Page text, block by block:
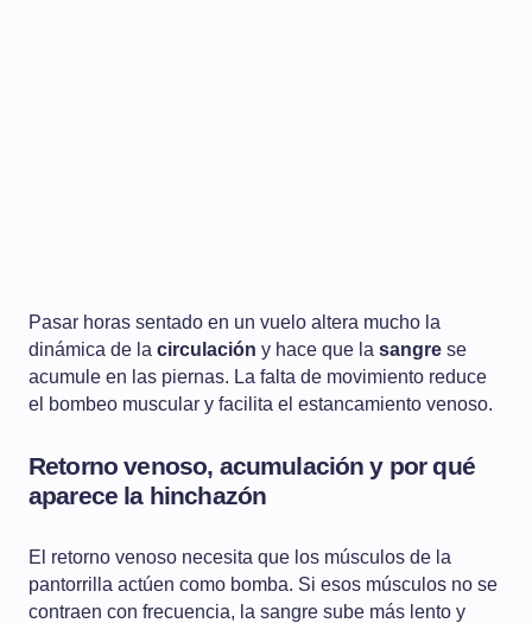
Pasar horas sentado en un vuelo altera mucho la
dinámica de la circulación y hace que la sangre se
acumule en las piernas. La falta de movimiento reduce
el bombeo muscular y facilita el estancamiento venoso.
Retorno venoso, acumulación y por qué
aparece la hinchazón
El retorno venoso necesita que los músculos de la
pantorrilla actúen como bomba. Si esos músculos no se
contraen con frecuencia, la sangre sube más lento y